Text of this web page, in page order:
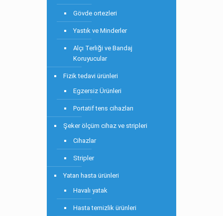
Gövde ortezleri
Yastık ve Minderler
Alçı Terliği ve Bandaj
Koruyucular
Fizik tedavi ürünleri
Egzersiz Ürünleri
Portatif tens cihazları
Şeker ölçüm cihaz ve stripleri
Cihazlar
Stripler
Yatan hasta ürünleri
Havalı yatak
Hasta temizlik ürünleri